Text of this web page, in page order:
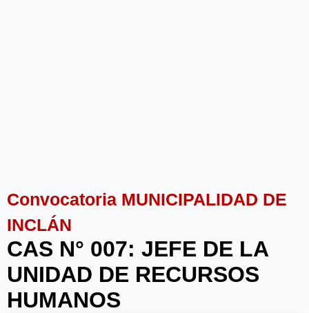
Convocatoria MUNICIPALIDAD DE
INCLÁN
CAS N° 007: JEFE DE LA
UNIDAD DE RECURSOS
HUMANOS